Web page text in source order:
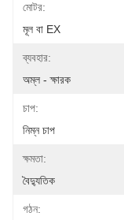
মোটর:
মূল বা EX
ব্যবহার:
অম্ল - ক্ষারক
চাপ:
নিম্ন চাপ
ক্ষমতা:
বৈদ্যুতিক
গঠন: